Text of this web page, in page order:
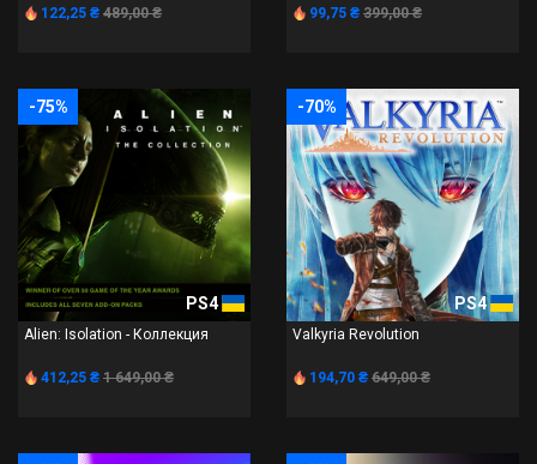
122,25 ₴ 489,00 ₴ 99,75 ₴ 399,00 ₴
-75%
PS4
Alien: Isolation - Коллекция
412,25 ₴ 1 649,00 ₴
-70%
PS4
Valkyria Revolution
194,70 ₴ 649,00 ₴